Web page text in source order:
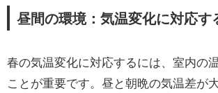
昼間の環境：気温変化に対応す
春の気温変化に対応するには、室内の
ことが重要です。昼と朝晩の気温差が